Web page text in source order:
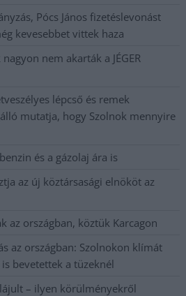
Pócs János fizetéslevonást
kevesebbet vittek haza
nem akarták a JÉGER
lépcső és remek
mutatja, hogy Szolnok mennyire
és a gázolaj ára is
az új köztársasági elnököt az
az országban, köztük Karcagon
az országban: Szolnokon klímát
bevetettek a tüzeknél
– ilyen körülményekről